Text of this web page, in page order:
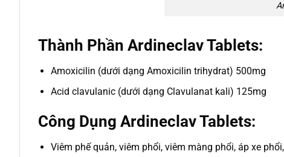
Thành Phần Ardineclav Tablets:
Amoxicilin (dưới dạng Amoxicilin trihydrat) 500mg
Acid clavulanic (dưới dạng Clavulanat kali) 125mg
Công Dụng Ardineclav Tablets:
Viêm phế quản, viêm phổi, viêm màng phổi, áp xe